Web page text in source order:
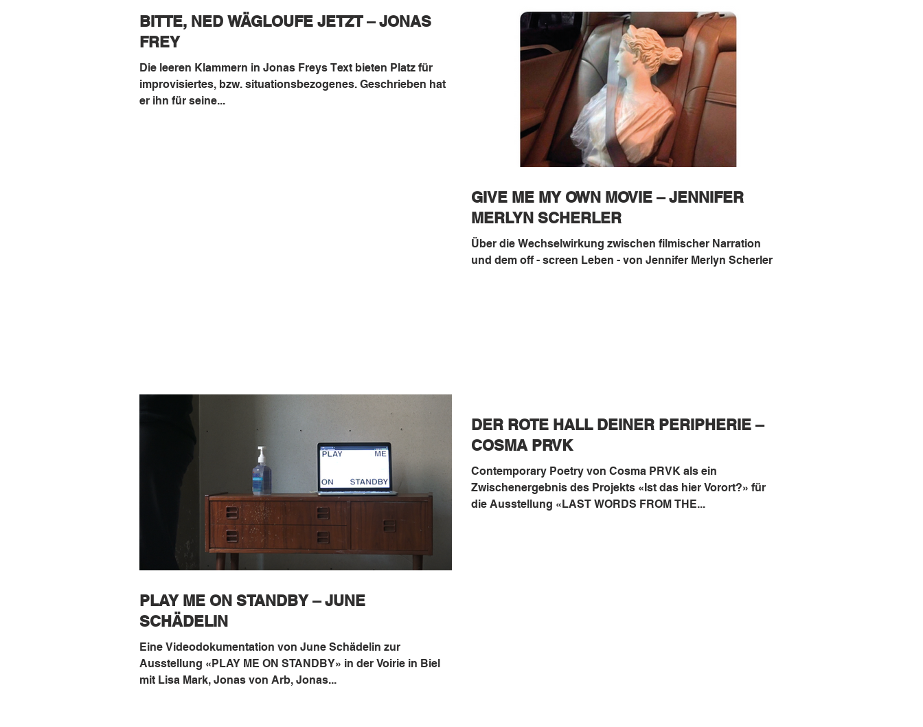
BITTE, NED WÄGLOUFE JETZT – JONAS
FREY
Die leeren Klammern in Jonas Freys Text bieten Platz für
improvisiertes, bzw. situationsbezogenes. Geschrieben hat
er ihn für seine...
GIVE ME MY OWN MOVIE – JENNIFER
MERLYN SCHERLER
Über die Wechselwirkung zwischen filmischer Narration
und dem off - screen Leben - von Jennifer Merlyn Scherler
PLAY ME ON STANDBY – JUNE
SCHÄDELIN
Eine Videodokumentation von June Schädelin zur
Ausstellung «PLAY ME ON STANDBY» in der Voirie in Biel
mit Lisa Mark, Jonas von Arb, Jonas...
DER ROTE HALL DEINER PERIPHERIE –
COSMA PRVK
Contemporary Poetry von Cosma PRVK als ein
Zwischenergebnis des Projekts «Ist das hier Vorort?» für
die Ausstellung «LAST WORDS FROM THE...